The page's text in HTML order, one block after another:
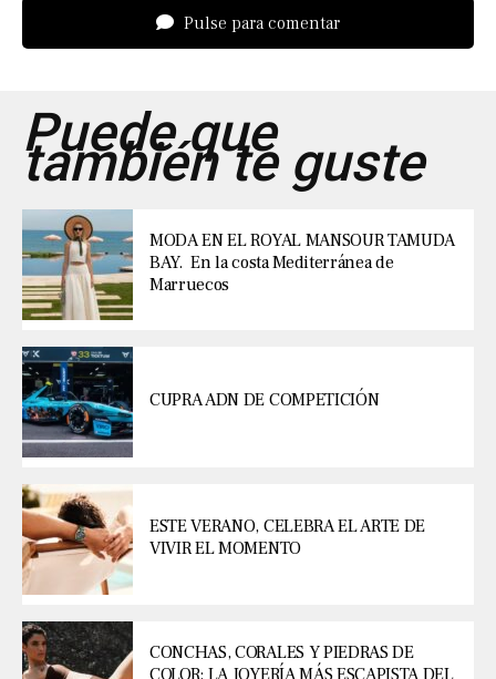
Pulse para comentar
Puede que
también te guste
MODA EN EL ROYAL MANSOUR TAMUDA
BAY. En la costa Mediterránea de
Marruecos
CUPRA ADN DE COMPETICIÓN
ESTE VERANO, CELEBRA EL ARTE DE
VIVIR EL MOMENTO
CONCHAS, CORALES Y PIEDRAS DE